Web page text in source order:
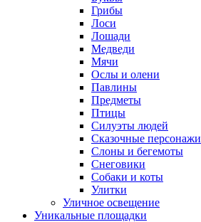
Грибы
Лоси
Лошади
Медведи
Мячи
Ослы и олени
Павлины
Предметы
Птицы
Силуэты людей
Сказочные персонажи
Слоны и бегемоты
Снеговики
Собаки и коты
Улитки
Уличное освещение
Уникальные площадки